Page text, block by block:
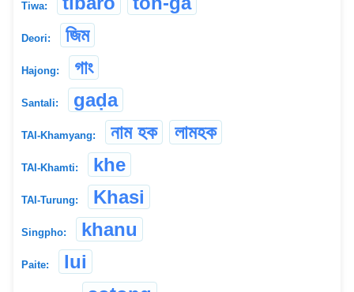
Tiwa:
Deori: জিম
Hajong: গাং
Santali: gaḍa
TAI-Khamyang: নাম হক লামহক
TAI-Khamti: khe
TAI-Turung: Khasi
Singpho: khanu
Paite: lui